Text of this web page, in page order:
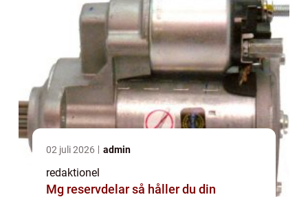
02 juli 2026 admin
redaktionel
Mg reservdelar så håller du din